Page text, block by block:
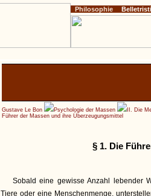
Gustave Le Bon Psychologie der Massen II. Die
Führer der Massen und ihre Überzeugungsmittel
§ 1. Die
Sobald eine gewisse Anzahl lebender
Tiere oder eine Menschenmenge,
Philosophie